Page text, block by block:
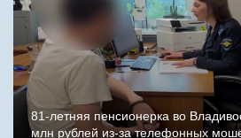
81-летняя пенсионерка во
млн рублей из-за телефонных